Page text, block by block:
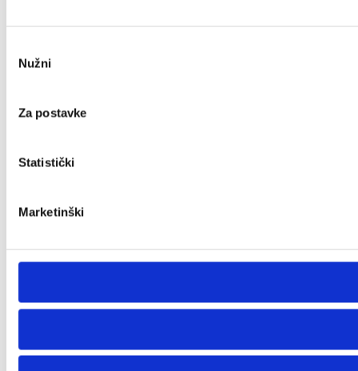
pristanka
Nužni
Za postavke
Statistički
Marketinški